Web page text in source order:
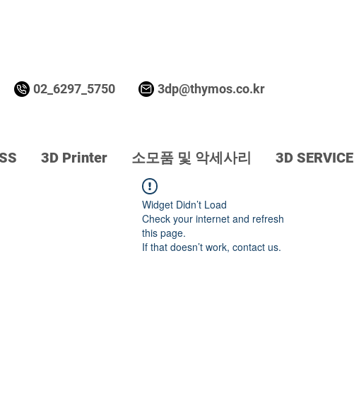
02_6297_5750 3dp@thymos.co.kr
3D Printer 소모품 및 악세사리 3D SERVICE
Widget Didn’t Load
Check your internet and refresh
this page.
If that doesn’t work, contact us.